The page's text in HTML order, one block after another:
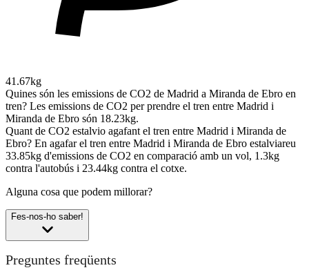
41.67kg
Quines són les emissions de CO2 de Madrid a Miranda de Ebro en
tren? Les emissions de CO2 per prendre el tren entre Madrid i
Miranda de Ebro són 18.23kg.
Quant de CO2 estalvio agafant el tren entre Madrid i Miranda de
Ebro? En agafar el tren entre Madrid i Miranda de Ebro estalviareu
33.85kg d'emissions de CO2 en comparació amb un vol, 1.3kg
contra l'autobús i 23.44kg contra el cotxe.
Alguna cosa que podem millorar?
Fes-nos-ho saber!
Preguntes freqüents